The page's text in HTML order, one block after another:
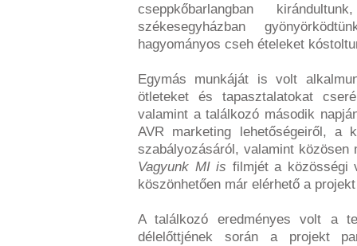
cseppkőbarlangban
székesegyházban
hagyományos cseh ételeket
Egymás munkáját is volt
ötleteket és tapasztalatokat
valamint a találkozó második
AVR marketing lehetőségeiről, a
szabályozásáról, valamint közösen
Vagyunk MI is filmjét a közösségi
köszönhetően már elérhető a
A találkozó eredményes volt a
délelőttjének során a projekt